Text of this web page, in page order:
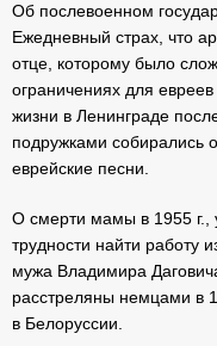
Об послевоенном
Ежедневный страх, что
отце, которому было
ограничениях для
жизни в Ленинграде
подружками собирались
еврейские песни.
О смерти мамы в 1955 г.,
трудности найти работу
мужа Владимира
расстреляны немцами в
в Белоруссии.